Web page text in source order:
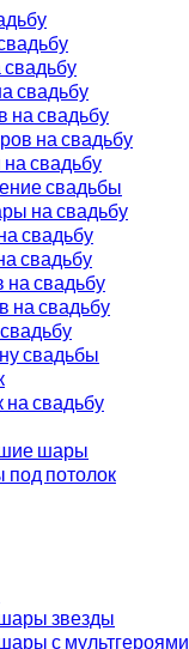
свадьбу
на свадьбу
на свадьбу
свадьбу
свадьбы
на свадьбу
свадьбу
свадьбу
свадьбу
на свадьбу
свадьбы
свадьбу
шары
потолок
звезды
с мультгероями